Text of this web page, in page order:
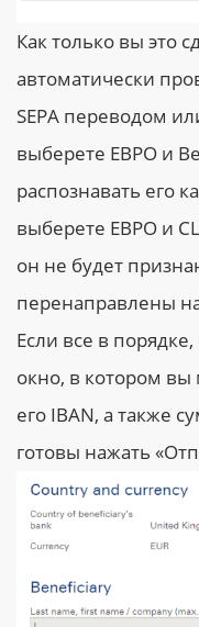
Как только вы это
автоматически
SEPA переводом
выберете ЕВРО и
распознавать его
выберете ЕВРО и
он не будет
перенаправлены
Если все в
окно, в котором
его IBAN, а также
готовы нажать